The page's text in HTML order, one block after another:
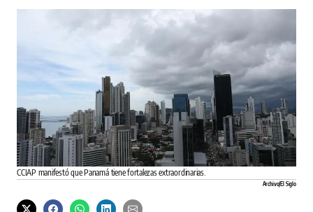
CCIAP manifestó que Panamá tiene fortalezas extraordinarias.
Archivo/El Siglo